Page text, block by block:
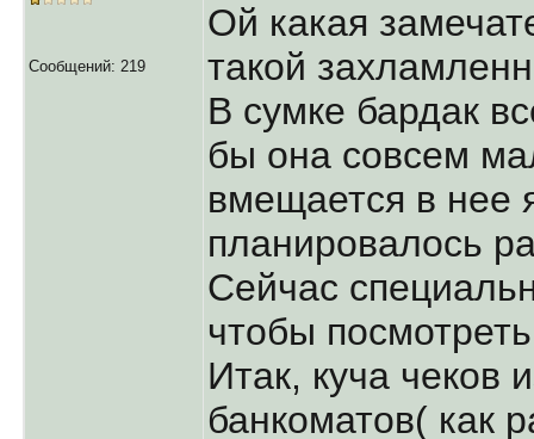
Сообщений: 219
Ой какая
такой
В сумке бардак
бы она совсем
вмещается в нее
планировалось
Сейчас
чтобы
Итак, куча чеков
банкоматов( как